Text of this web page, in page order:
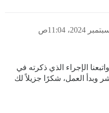
الإجراء الذي ذكرته في
وبدأ العمل، شكرًا جزيلاً لك